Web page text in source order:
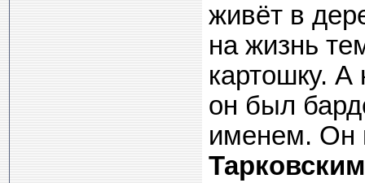
живёт в
на жизнь
картошку. А
он был
именем. Он
Тарковским